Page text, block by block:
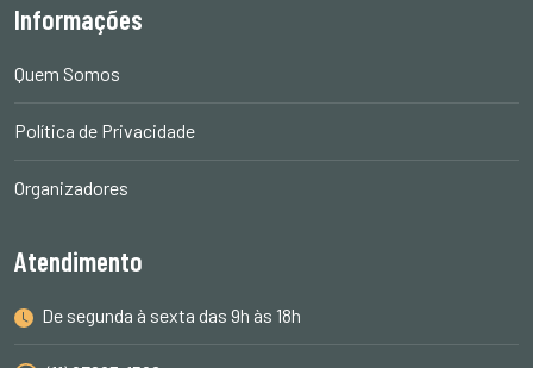
Informações
Quem Somos
Política de Privacidade
Organizadores
Atendimento
De segunda à sexta das 9h às 18h